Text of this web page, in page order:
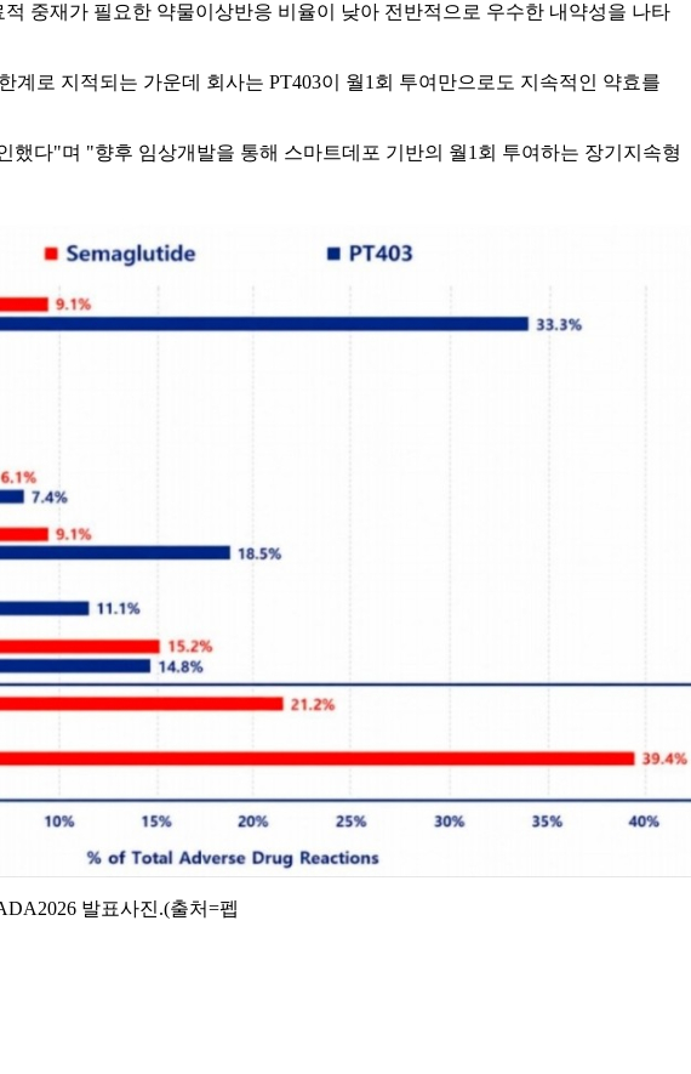
중재가 필요한 약물이상반응 비율이 낮아 전반적으로 우수한 내약성을 나타
로 지적되는 가운데 회사는 PT403이 월1회 투여만으로도 지속적인 약효를
다"며 "향후 임상개발을 통해 스마트데포 기반의 월1회 투여하는 장기지속형
발표사진.(출처=펩